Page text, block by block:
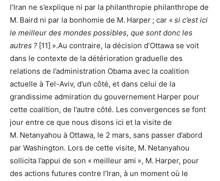
l’Iran ne s’explique ni par la philanthropie philanthrope de
M. Baird ni par la bonhomie de M. Harper ; car « si c’est ici
le meilleur des mondes possibles, que sont donc les
autres ? [11] ».Au contraire, la décision d’Ottawa se voit
dans le contexte de la détérioration graduelle des
relations de l’administration Obama avec la coalition
actuelle à Tel-Aviv, d’un côté, et dans celui de la
grandissime admiration du gouvernement Harper pour
cette coalition, de l’autre côté. Les convergences se font
jour entre ce que nous disons ici et la visite de
M. Netanyahou à Ottawa, le 2 mars, sans passer d’abord
par Washington. Lors de cette visite, M. Netanyahou
sollicita l’appui de son « meilleur ami », M. Harper, pour
des actions futures contre l’Iran, à un moment où le